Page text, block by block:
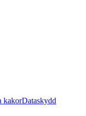
kakorDataskydd